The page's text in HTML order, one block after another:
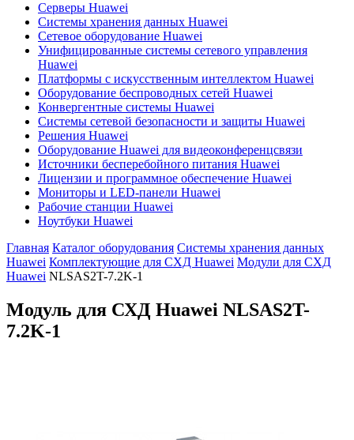
Серверы Huawei
Системы хранения данных Huawei
Сетевое оборудование Huawei
Унифицированные системы сетевого управления
Huawei
Платформы с искусственным интеллектом Huawei
Оборудование беспроводных сетей Huawei
Конвергентные системы Huawei
Системы сетевой безопасности и защиты Huawei
Решения Huawei
Оборудование Huawei для видеоконференцсвязи
Источники бесперебойного питания Huawei
Лицензии и программное обеспечение Huawei
Мониторы и LED-панели Huawei
Рабочие станции Huawei
Ноутбуки Huawei
Главная Каталог оборудования Системы хранения данных
Huawei Комплектующие для СХД Huawei Модули для СХД
Huawei NLSAS2T-7.2K-1
Модуль для СХД Huawei NLSAS2T-
7.2K-1